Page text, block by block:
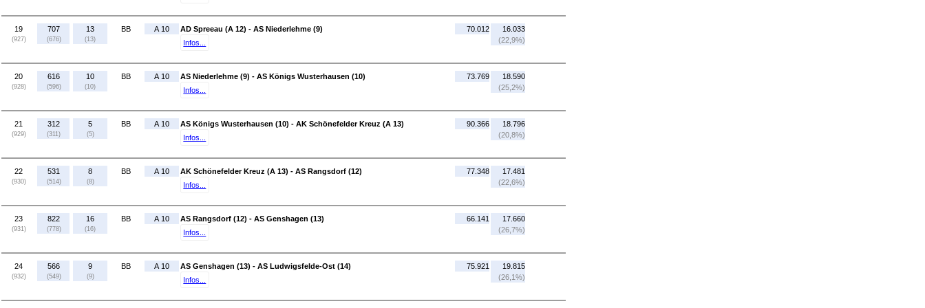
19
(927)
707
(676)
13
(13)
BB A 10
AD Spreeau (A 12) - AS Niederlehme (9)
Infos...
70.012
16.033
(22,9%)
20
(928)
616
(596)
10
(10)
BB A 10
AS Niederlehme (9) - AS Königs Wusterhausen (10)
Infos...
73.769
18.590
(25,2%)
21
(929)
312
(311)
5
(5)
BB A 10
AS Königs Wusterhausen (10) - AK Schönefelder Kreuz (A 13)
Infos...
90.366
18.796
(20,8%)
22
(930)
531
(514)
8
(8)
BB A 10
AK Schönefelder Kreuz (A 13) - AS Rangsdorf (12)
Infos...
77.348
17.481
(22,6%)
23
(931)
822
(778)
16
(16)
BB A 10
AS Rangsdorf (12) - AS Genshagen (13)
Infos...
66.141
17.660
(26,7%)
24
(932)
566
(549)
9
(9)
BB A 10
AS Genshagen (13) - AS Ludwigsfelde-Ost (14)
Infos...
75.921
19.815
(26,1%)